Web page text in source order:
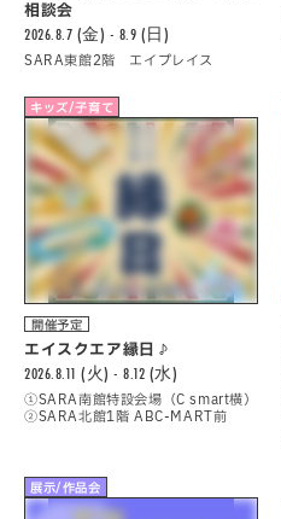
相談会
2026.8.7 (金) - 8.9 (日)
SARA東館2階 エイプレイス
キッズ/子育て
開催予定
エイスクエア縁日♪
2026.8.11 (火) - 8.12 (水)
①SARA南館特設会場（C smart横）
②SARA北館1階 ABC-MART前
展示/作品会